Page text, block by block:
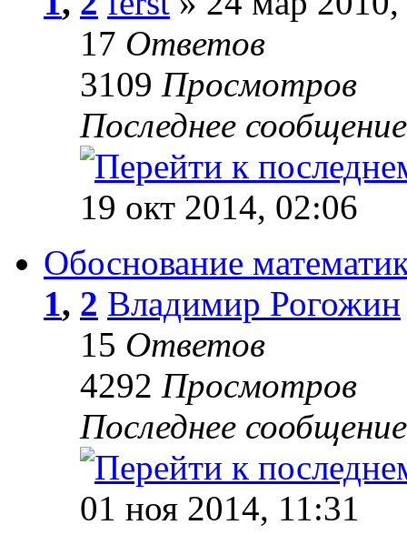
17 Ответов
3109 Просмотров
Последнее
19 окт 2014, 02:06
Обоснование
1, 2 Владимир Рогожин
15 Ответов
4292 Просмотров
Последнее
01 ноя 2014, 11:31